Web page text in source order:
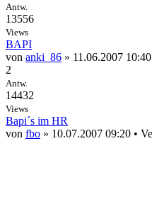
Antw.
13556
Views
BAPI
von anki_86 » 11.06.2007
2
Antw.
14432
Views
Bapi´s im HR
von fbo » 10.07.2007 09:20 •